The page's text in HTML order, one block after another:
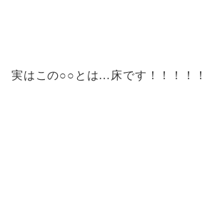
実はこの○○とは…床です！！！！！